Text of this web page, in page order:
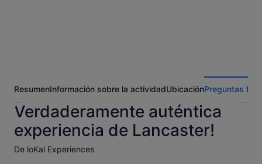
ResumenInformación sobre la actividadUbicaciónPreguntas
Verdaderamente auténtica
experiencia de Lancaster!
De loKal Experiences